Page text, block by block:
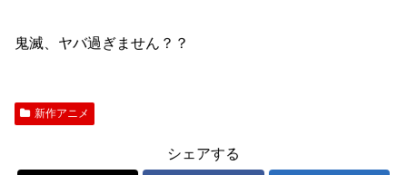
鬼滅、ヤバ過ぎません？？
新作アニメ
シェアする